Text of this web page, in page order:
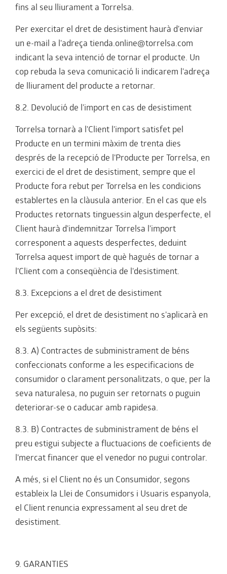
fins al seu lliurament a Torrelsa.
Per exercitar el dret de desistiment haurà d'enviar
un e-mail a l'adreça tienda.online@torrelsa.com
indicant la seva intenció de tornar el producte. Un
cop rebuda la seva comunicació li indicarem l'adreça
de lliurament del producte a retornar.
8.2. Devolució de l'import en cas de desistiment
Torrelsa tornarà a l'Client l'import satisfet pel
Producte en un termini màxim de trenta dies
després de la recepció de l'Producte per Torrelsa, en
exercici de el dret de desistiment, sempre que el
Producte fora rebut per Torrelsa en les condicions
establertes en la clàusula anterior. En el cas que els
Productes retornats tinguessin algun desperfecte, el
Client haurà d'indemnitzar Torrelsa l'import
corresponent a aquests desperfectes, deduint
Torrelsa aquest import de què hagués de tornar a
l'Client com a conseqüència de l'desistiment.
8.3. Excepcions a el dret de desistiment
Per excepció, el dret de desistiment no s'aplicarà en
els següents supòsits:
8.3. A) Contractes de subministrament de béns
confeccionats conforme a les especificacions de
consumidor o clarament personalitzats, o que, per la
seva naturalesa, no puguin ser retornats o puguin
deteriorar-se o caducar amb rapidesa.
8.3. B) Contractes de subministrament de béns el
preu estigui subjecte a fluctuacions de coeficients de
l'mercat financer que el venedor no pugui controlar.
A més, si el Client no és un Consumidor, segons
estableix la Llei de Consumidors i Usuaris espanyola,
el Client renuncia expressament al seu dret de
desistiment.
9. GARANTIES